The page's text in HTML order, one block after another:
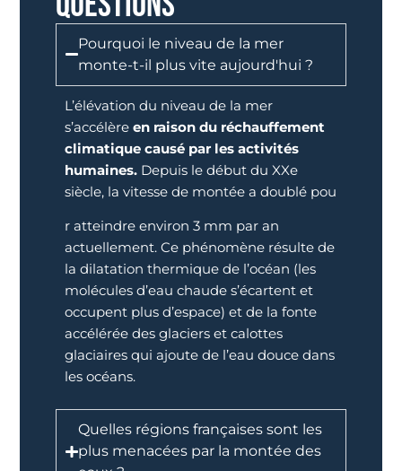
Pourquoi le niveau de la mer
monte-t-il plus vite aujourd'hui ?
L’élévation du niveau de la mer
s’accélèreen raison du réchauffement
climatique causé par les activités
humaines. Depuis le début du XXe
siècle, la vitesse de montée a doublé pou
r atteindre environ 3 mm par an
actuellement. Ce phénomène résulte de
la dilatation thermique de l’océan (les
molécules d’eau chaude s’écartent et
occupent plus d’espace) et de la fonte
accélérée des glaciers et calottes
glaciaires qui ajoute de l’eau douce dans
les océans.
Quelles régions françaises sont les
plus menacées par la montée des